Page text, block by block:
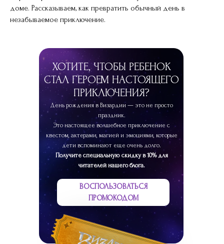
доме. Рассказываем, как превратить обычный день в
незабываемое приключение.
ХОТИТЕ, ЧТОБЫ РЕБЕНОК
СТАЛ ГЕРОЕМ НАСТОЯЩЕГО
ПРИКЛЮЧЕНИЯ?
ВОСПОЛЬЗОВАТЬСЯ
ПРОМОКОДОМ
День рождения в Визардии — это не просто
праздник.
Это настоящее волшебное приключение с
квестом, актерами, магией и эмоциями, которые
дети вспоминают еще очень долго.
Получите специальную скидку в 10% для
читателей нашего блога.